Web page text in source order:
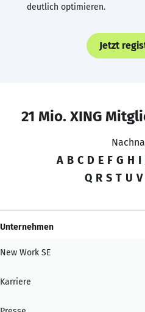
deutlich optimieren.
Jetzt
21 Mio. XING
A B C D E F G H I
Q R S T U V
Unternehmen
New Work SE
Karriere